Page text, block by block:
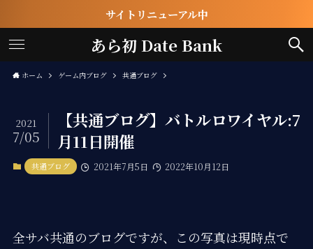
サイトリニューアル中
あら初 Date Bank
ホーム ゲーム内ブログ 共通ブログ
【共通ブログ】バトルロワイヤル:7
月11日開催
2021
7/05
共通ブログ 2021年7月5日 2022年10月12日
全サバ共通のブログですが、この写真は現時点で